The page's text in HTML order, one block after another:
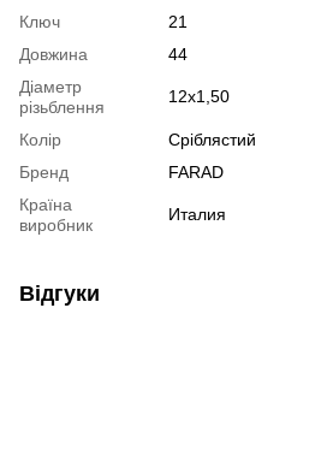
Ключ
21
Довжина
44
Діаметр
різьблення
12x1,50
Колір
Сріблястий
Бренд
FARAD
Країна
виробник
Италия
Відгуки